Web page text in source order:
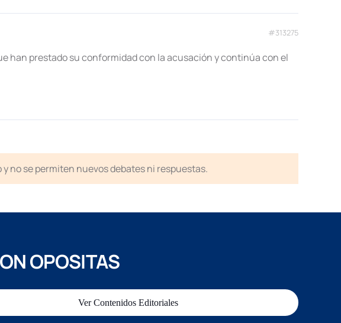
#313275
han prestado su conformidad con la acusación y continúa con el
y no se permiten nuevos debates ni respuestas.
OPOSITAS
Ver Contenidos Editoriales